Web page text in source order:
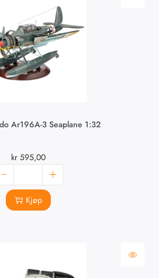
Ar196A-3 Seaplane 1:32
kr595,00
Kjøp